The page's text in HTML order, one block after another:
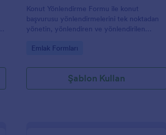
Konut Yönlendirme Formu ile konut
başvurusu yönlendirmelerini tek noktadan
yönetin, yönlendiren ve yönlendirilen
veri toplama süreçlerinizi hızlandırın.
Go to Category:
Emlak Formları
Şablon Kullan